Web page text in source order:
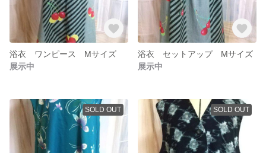
浴衣 ワンピース Mサイズ
展示中
浴衣 セットアップ Mサイズ
展示中
SOLD OUT SOLD OUT